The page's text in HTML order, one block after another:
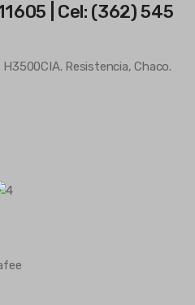
| Cel: (362) 545
Resistencia, Chaco.